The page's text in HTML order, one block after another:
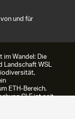
und für
Wandel: Die
Landschaft WSL
ETH-Bereich.
SLF ist seit